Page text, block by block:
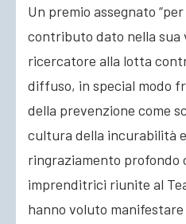
Un premio assegnato
contributo dato nella sua
ricercatore alla lotta
diffuso, in special modo
della prevenzione come
cultura della incurabilità e
ringraziamento profondo
imprenditrici riunite al
hanno voluto